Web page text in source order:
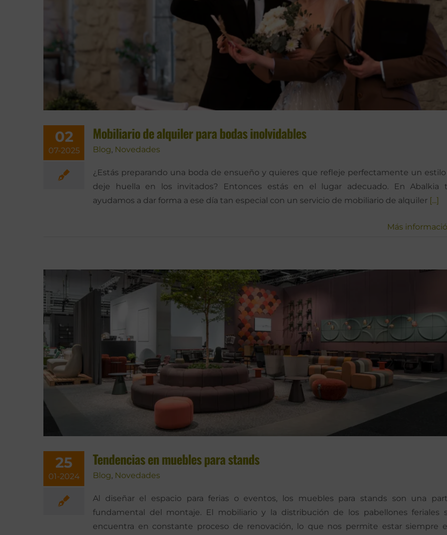
02
07-2025
Mobiliario de alquiler para bodas inolvidables
Blog, Novedades
¿Estás preparando una boda de ensueño y quieres que refleje perfectamente un
deje huella en los invitados? Entonces estás en el lugar adecuado. En Abalkia
ayudamos a dar forma a ese día tan especial con un servicio de mobiliario de alquiler [...]
Más
25
01-2024
Tendencias en muebles para stands
Blog, Novedades
Al diseñar el espacio para ferias o eventos, los muebles para stands son una
fundamental del montaje. El mobiliario y la distribución de los pabellones feriales
encuentra en constante proceso de renovación, lo que nos permite estar siempre